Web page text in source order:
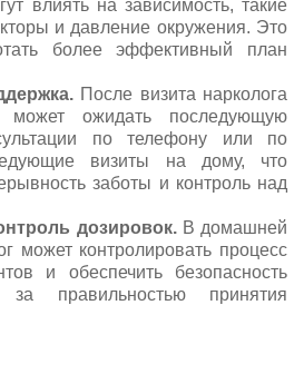
влиять на зависимость, такие
и давление окружения. Это
более эффективный план
После визита нарколога
ожидать последующую
по телефону или по
визиты на дому, что
заботы и контроль над
дозировок.В домашней
может контролировать процесс
и обеспечить безопасность
правильностью принятия